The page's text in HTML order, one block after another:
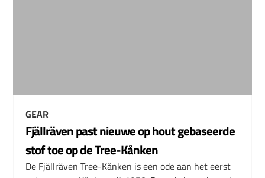
GEAR
Fjällräven past nieuwe op hout gebaseerde
stof toe op de Tree-Kånken
De Fjällräven Tree-Kånken is een ode aan het eerst